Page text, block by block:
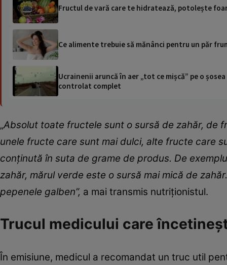
Fructul de vară care te hidratează, potolește
Ce alimente trebuie să mănânci pentru un păr
Ucrainenii aruncă în aer „tot ce mișcă” pe o
controlat complet
„Absolut toate fructele sunt o sursă de zahăr, de
unele fructe care sunt mai dulci, alte fructe care
conținută în suta de grame de produs. De
zahăr, mărul verde este o sursă mai mică de
pepenele galben”, a mai transmis nutriționistul.
Trucul medicului care
În emisiune, medicul a recomandat un truc util